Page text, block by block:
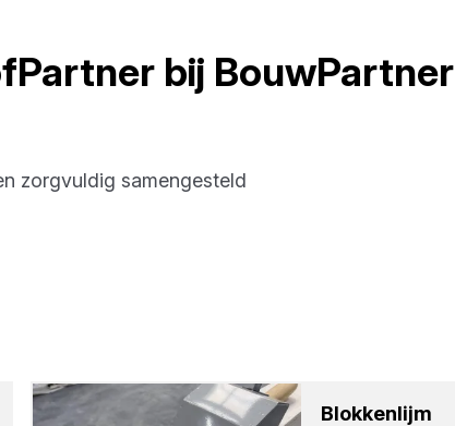
bij BouwPartner
zorgvuldig samengesteld
Blok­ken­lijm